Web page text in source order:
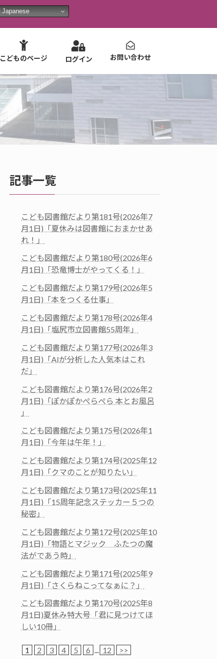
Japanese
こどものページ ログイン お問い合わせ
記事一覧
こども図書館だより第181号(2026年7
月1日)「夏休みは図書館におまかせあ
れ！」
こども図書館だより第180号(2026年6
月1日)「恐竜博士がやってくる！」
こども図書館だより第179号(2026年5
月1日)「本をつくる仕事」
こども図書館だより第178号(2026年4
月1日)「塩尻市立図書館55周年」
こども図書館だより第177号(2026年3
月1日)「AIが分析した人気本はこれ
だ」
こども図書館だより第176号(2026年2
月1日)「ぽかぽかぺらぺら 本とお風呂
」
こども図書館だより第175号(2026年1
月1日)「今年は午年！」
こども図書館だより第174号(2025年12
月1日)「クマのことが知りたい」
こども図書館だより第173号(2025年11
月1日)「15周年記念ステッカー５つの
秘密」
こども図書館だより第172号(2025年10
月1日)「物語とマジック ふたつの魔
法がであう時」
こども図書館だより第171号(2025年9
月1日)「さくらねこってなぁに？」
こども図書館だより第170号(2025年8
月1日)夏休み特大号「君に見つけてほ
しい10冊」
1 2 3 4 5 6 ... 12 >>